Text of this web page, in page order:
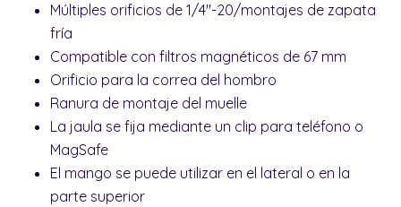
Múltiples orificios de 1/4"-20/montajes de zapata
fría
Compatible con filtros magnéticos de 67 mm
Orificio para la correa del hombro
Ranura de montaje del muelle
La jaula se fija mediante un clip para teléfono o
MagSafe
El mango se puede utilizar en el lateral o en la
parte superior